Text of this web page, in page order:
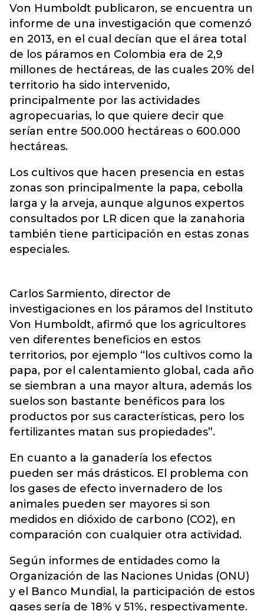
Von Humboldt publicaron, se encuentra un
informe de una investigación que comenzó
en 2013, en el cual decían que el área total
de los páramos en Colombia era de 2,9
millones de hectáreas, de las cuales 20% del
territorio ha sido intervenido,
principalmente por las actividades
agropecuarias, lo que quiere decir que
serían entre 500.000 hectáreas o 600.000
hectáreas.
Los cultivos que hacen presencia en estas
zonas son principalmente la papa, cebolla
larga y la arveja, aunque algunos expertos
consultados por LR dicen que la zanahoria
también tiene participación en estas zonas
especiales.
Carlos Sarmiento, director de
investigaciones en los páramos del Instituto
Von Humboldt, afirmó que los agricultores
ven diferentes beneficios en estos
territorios, por ejemplo “los cultivos como la
papa, por el calentamiento global, cada año
se siembran a una mayor altura, además los
suelos son bastante benéficos para los
productos por sus características, pero los
fertilizantes matan sus propiedades”.
En cuanto a la ganadería los efectos
pueden ser más drásticos. El problema con
los gases de efecto invernadero de los
animales pueden ser mayores si son
medidos en dióxido de carbono (CO2), en
comparación con cualquier otra actividad.
Según informes de entidades como la
Organización de las Naciones Unidas (ONU)
y el Banco Mundial, la participación de estos
gases sería de 18% y 51%, respectivamente.